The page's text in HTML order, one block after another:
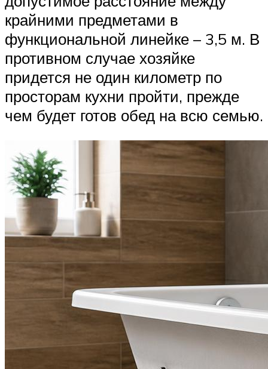
крайними предметами в
функциональной линейке – 3,5 м. В
противном случае хозяйке
придется не один километр по
просторам кухни пройти, прежде
чем будет готов обед на всю семью.